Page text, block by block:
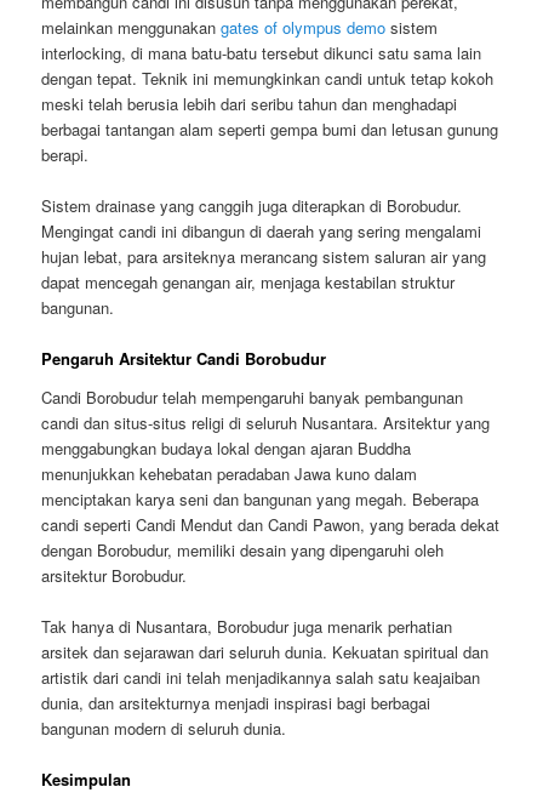
melainkan menggunakangates of olympus demo sistem
interlocking, di mana batu-batu tersebut dikunci satu sama lain
dengan tepat. Teknik ini memungkinkan candi untuk tetap kokoh
meski telah berusia lebih dari seribu tahun dan menghadapi
berbagai tantangan alam seperti gempa bumi dan letusan gunung
berapi.
Sistem drainase yang canggih juga diterapkan di Borobudur.
Mengingat candi ini dibangun di daerah yang sering mengalami
hujan lebat, para arsiteknya merancang sistem saluran air yang
dapat mencegah genangan air, menjaga kestabilan struktur
bangunan.
Pengaruh Arsitektur Candi Borobudur
Candi Borobudur telah mempengaruhi banyak pembangunan
candi dan situs-situs religi di seluruh Nusantara. Arsitektur yang
menggabungkan budaya lokal dengan ajaran Buddha
menunjukkan kehebatan peradaban Jawa kuno dalam
menciptakan karya seni dan bangunan yang megah. Beberapa
candi seperti Candi Mendut dan Candi Pawon, yang berada dekat
dengan Borobudur, memiliki desain yang dipengaruhi oleh
arsitektur Borobudur.
Tak hanya di Nusantara, Borobudur juga menarik perhatian
arsitek dan sejarawan dari seluruh dunia. Kekuatan spiritual dan
artistik dari candi ini telah menjadikannya salah satu keajaiban
dunia, dan arsitekturnya menjadi inspirasi bagi berbagai
bangunan modern di seluruh dunia.
Kesimpulan